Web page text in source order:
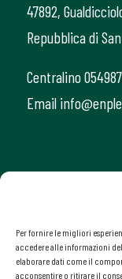
Per fornire le migliori
accedere alle informazioni
elaborare dati come il
acconsentire o ritirare il
47892,
Repubblica di
Centralino
Email